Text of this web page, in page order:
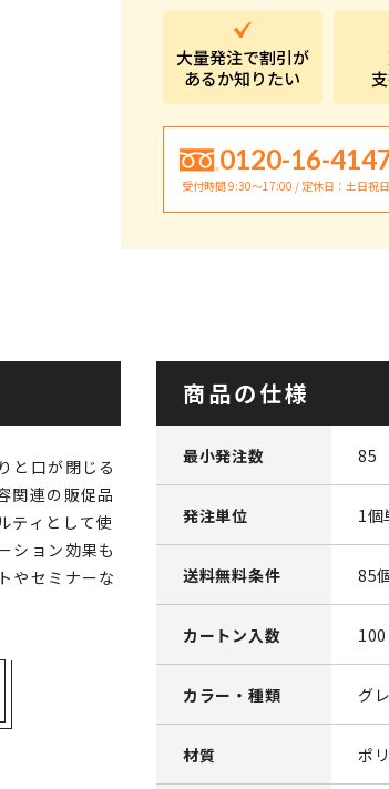
大量発注で割引が
あるか知りたい
0120-16-
受付時間 9:30〜17:00 / 定休日：土日祝日
と口が閉じる
関連の販促品
ティとして使
ション効果も
やセミナーな
商品の仕様
最小発注数 85
発注単位 1個
送料無料条件 85
カートン入数 100
カラー・種類 グ
材質 ポ